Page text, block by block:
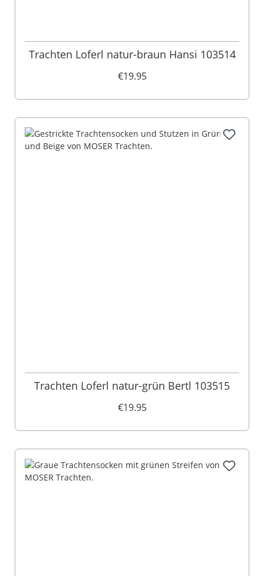
Trachten Loferl natur-braun Hansi 103514
€19.95
Trachten Loferl natur-grün Bertl 103515
€19.95